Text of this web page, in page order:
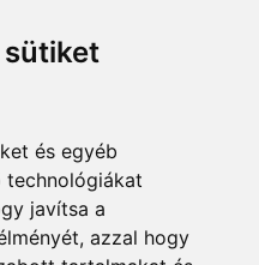
sütiket
és egyéb
technológiákat
javítsa a
azzal hogy